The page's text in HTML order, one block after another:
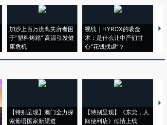
加沙上百万流离失所者困
于“塑料烤箱” 高温引发健
康危机
视线｜HYROX的吸金
术：是什么让中产们甘
心“花钱找虐”？
【特别呈现】澳门全力探
索葡语国家新渠道
【特别呈现】《东莞，人
间便利店》倾情上线
【